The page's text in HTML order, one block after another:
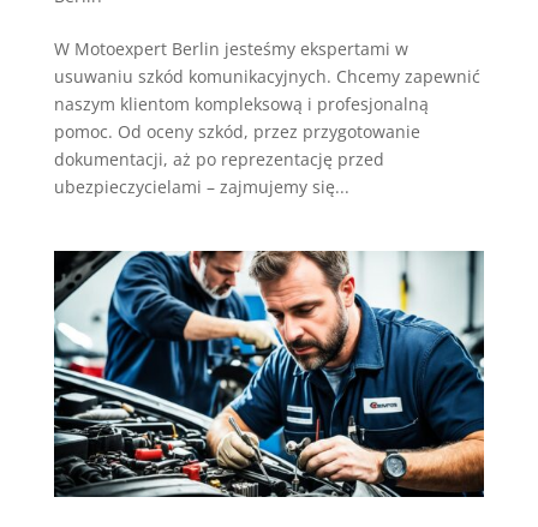
W Motoexpert Berlin jesteśmy ekspertami w
usuwaniu szkód komunikacyjnych. Chcemy zapewnić
naszym klientom kompleksową i profesjonalną
pomoc. Od oceny szkód, przez przygotowanie
dokumentacji, aż po reprezentację przed
ubezpieczycielami – zajmujemy się...